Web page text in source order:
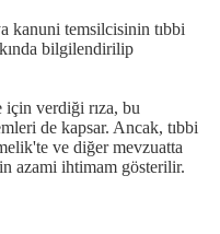
kanuni temsilcisinin tıbbi
bilgilendirilip
için verdiği rıza, bu
de kapsar. Ancak, tıbbi
ve diğer mevzuatta
azami ihtimam gösterilir.